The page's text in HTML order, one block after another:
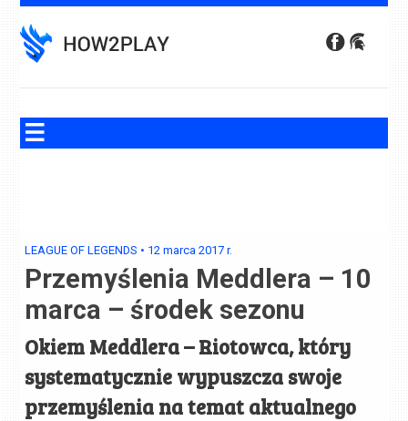
to
content
LEAGUE OF LEGENDS • 12 marca 2017 r.
Przemyślenia Meddlera – 10
marca – środek sezonu
Okiem Meddlera – Riotowca, który
systematycznie wypuszcza swoje
przemyślenia na temat aktualnego